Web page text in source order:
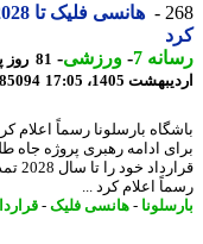
7
-ورزشی-
1405، 17:05
81485094
بارسلونا رسماً اعلام کرد
ادامه رهبری پروژه جاه طلبانه
قرارداد
اعلام کرد ...
-هانسی فلیک-قرارداد -